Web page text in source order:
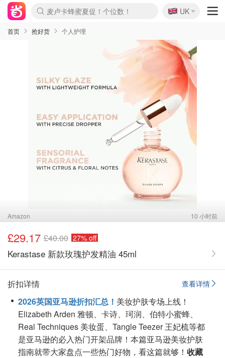
Prada/Miu 4.8折！
啥？必胜客披萨5折！
🇬🇧
UK
首页 抢好货 个人护理
Amazon 10 小时前
£29.17 £40.00 27% off
Kerastase 新款玫瑰护发精油 45ml
查看详情
折扣详情
2026英国亚马逊折扣汇总！ 美妆护肤专场上线！
Elizabeth Arden 雅顿、卡诗、珂润、伯特小蜜蜂、
Real Techniques 美妆蛋、Tangle Teezer 王妃梳等都
是亚马逊的必入热门开架品牌！本篇亚马逊美妆护肤
指南就带大家盘点一些热门好物，看这篇就够！ 收藏